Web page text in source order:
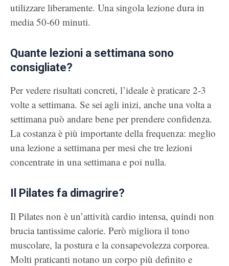
utilizzare liberamente. Una singola lezione dura in
media 50-60 minuti.
Quante lezioni a settimana sono
consigliate?
Per vedere risultati concreti, l’ideale è praticare 2-3
volte a settimana. Se sei agli inizi, anche una volta a
settimana può andare bene per prendere confidenza.
La costanza è più importante della frequenza: meglio
una lezione a settimana per mesi che tre lezioni
concentrate in una settimana e poi nulla.
Il Pilates fa dimagrire?
Il Pilates non è un’attività cardio intensa, quindi non
brucia tantissime calorie. Però migliora il tono
muscolare, la postura e la consapevolezza corporea.
Molti praticanti notano un corpo più definito e